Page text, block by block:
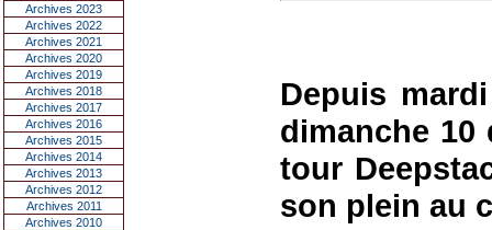
Archives 2023
Archives 2022
Archives 2021
Archives 2020
Archives 2019
Archives 2018
Archives 2017
Archives 2016
Archives 2015
Archives 2014
Archives 2013
Archives 2012
Archives 2011
Archives 2010
Depuis
dimanche 10
tour
son plein au